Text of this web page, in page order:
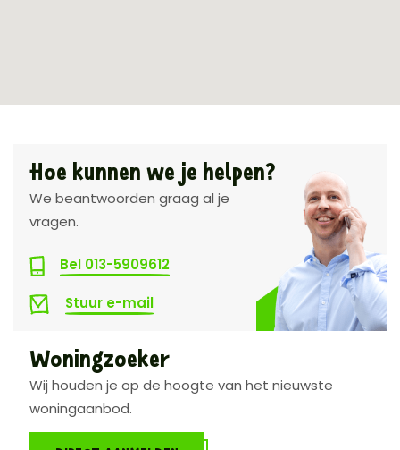
Hoe kunnen we je helpen?
We beantwoorden graag al je
vragen.
Bel 013-5909612
Stuur e-mail
Woningzoeker
Wij houden je op de hoogte van het nieuwste
woningaanbod.